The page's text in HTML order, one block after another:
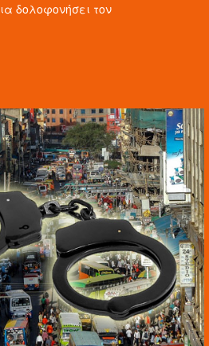
δολοφονήσει τον